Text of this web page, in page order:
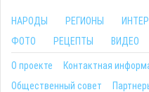
НАРОДЫ РЕГИОНЫ
ФОТО
РЕЦЕПТЫ ВИДЕО
О проекте Контактная
Общественный совет